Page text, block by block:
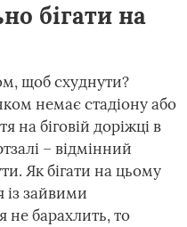
бігати на
щоб схуднути?
немає стадіону або
на біговій доріжці в
– відмінний
Як бігати на цьому
із зайвими
не барахлить, то